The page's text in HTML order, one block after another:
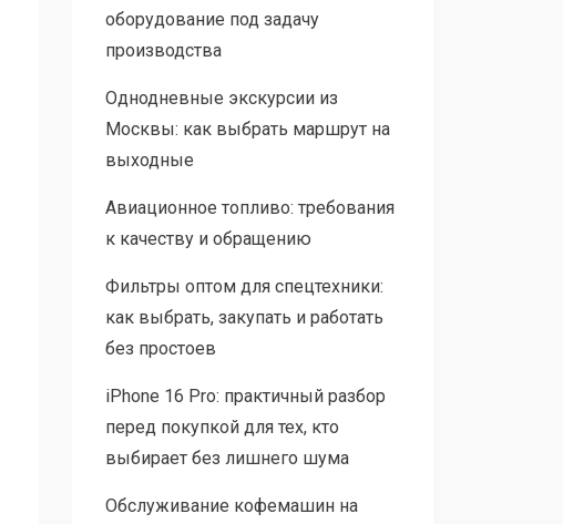
оборудование под задачу
производства
Однодневные экскурсии из
Москвы: как выбрать маршрут на
выходные
Авиационное топливо: требования
к качеству и обращению
Фильтры оптом для спецтехники:
как выбрать, закупать и работать
без простоев
iPhone 16 Pro: практичный разбор
перед покупкой для тех, кто
выбирает без лишнего шума
Обслуживание кофемашин на